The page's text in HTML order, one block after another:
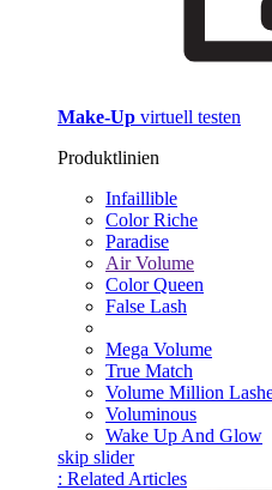
Make-Up virtuell testen
Produktlinien
Infaillible
Color Riche
Paradise
Air Volume
Color Queen
False Lash
Mega Volume
True Match
Volume Million
Voluminous
Wake Up And Glow
skip slider
: Related Articles